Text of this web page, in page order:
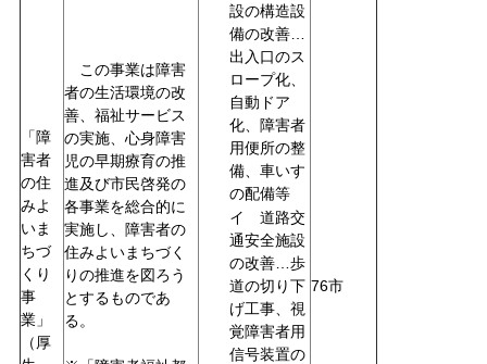
「障
害者
の住
みよ
いま
ちづ
くり
事
業」
（厚
この事業は障害
者の生活環境の改
善、福祉サービス
の実施、心身障害
児の早期療育の推
進及び市民啓発の
各事業を総合的に
実施し、障害者の
住みよいまちづく
りの推進を図ろう
とするものであ
る。
設の構造設
備の改善…
出入口のス
ロープ化、
自動ドア
化、障害者
用便所の整
備、車いす
の配備等
イ 道路交
通安全施設
の改善…歩
道の切り下
げ工事、視
覚障害者用
信号装置の
76市